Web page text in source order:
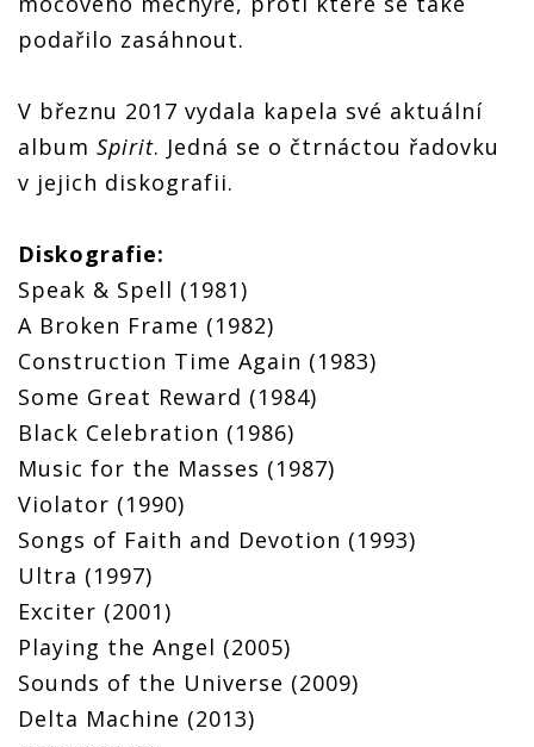
podařilo zasáhnout.
V březnu 2017 vydala kapela své aktuální
album Spirit. Jedná se o čtrnáctou řadovku
v jejich diskografii.
Diskografie:
Speak & Spell (1981)
A Broken Frame (1982)
Construction Time Again (1983)
Some Great Reward (1984)
Black Celebration (1986)
Music for the Masses (1987)
Violator (1990)
Songs of Faith and Devotion (1993)
Ultra (1997)
Exciter (2001)
Playing the Angel (2005)
Sounds of the Universe (2009)
Delta Machine (2013)